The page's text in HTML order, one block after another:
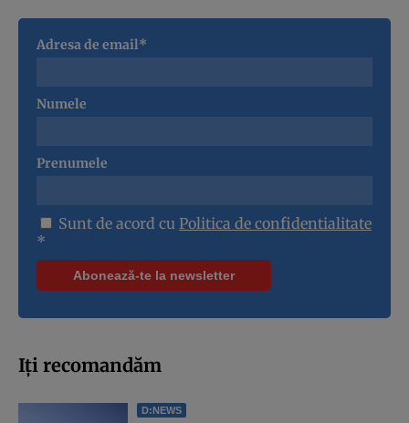
Adresa de email*
Numele
Prenumele
Sunt de acord cu Politica de confidentialitate
*
Iți recomandăm
D:NEWS